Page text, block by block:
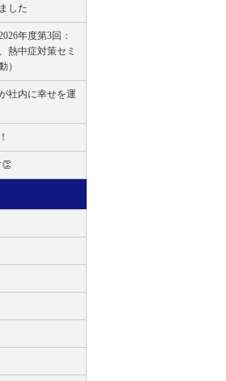
した
年度第3回：
熱中症対策セミ
）
社内に幸せを運
👏